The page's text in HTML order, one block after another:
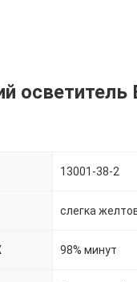
осветитель
13001-38-2
98% минут